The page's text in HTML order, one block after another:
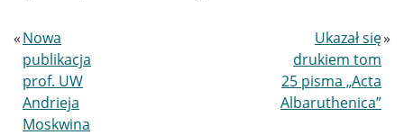
Zespół Badawczy nad Współczesną Literaturą
STUDIA PODYPLOMOWE
«Nowa
publikacja
prof. UW
Andrieja
Moskwina
Ukazał się
drukiem tom
25 pisma „Acta
Albaruthenica”
»